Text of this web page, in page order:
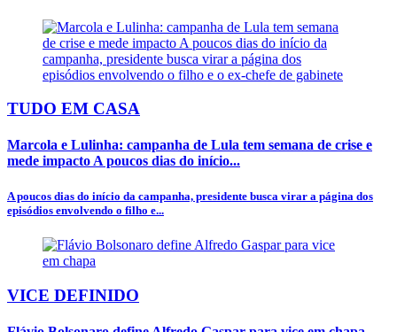
TUDO EM CASA
Marcola e Lulinha: campanha de Lula tem semana de crise e
mede impacto A poucos dias do início...
A poucos dias do início da campanha, presidente busca virar a página dos
episódios envolvendo o filho e...
VICE DEFINIDO